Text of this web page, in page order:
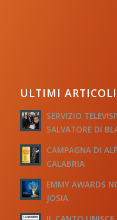
ULTIMI ARTICOLI
SERVIZIO
SALVATORE DI
CAMPAGNA DI
CALABRIA
EMMY AWARDS
JOSIA